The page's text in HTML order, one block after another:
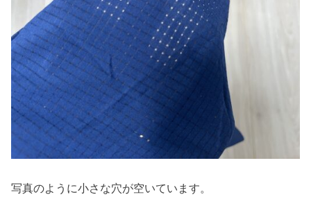
写真のように小さな穴が空いています。